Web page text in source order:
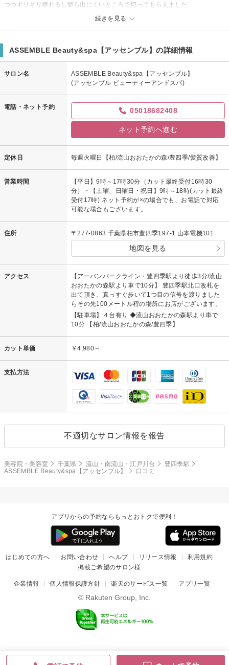
続きを見る
つつギリギリ縛れるし癖も出にくいところで切ってもらえました。
提案もわかりやすくてとても良かったです。
やすたか様先日はご来店いただき誠にありがとうございました！！
お忙しい中とっても嬉しい口コミも書いていただきありがとうございま
す！
スタイルも気に入っていただいたようで私もとても嬉しいです(^^)/
これからもやすたか様の髪の状態をよくみて、色々な提案やアドバイスが
出来るよう精一杯頑張ります(^^)/
ASSEMBLE Beauty&spa【アッセンブル】の詳細情報
サロン名
ASSEMBLE Beauty&spa【アッセンブル】
(アッセンブル ビューティーアンドスパ)
電話・ネット予約 05018682408
ネット予約へ進む
定休日 毎週火曜日【柏/流山おおたかの森/豊四季/髪質改善】
営業時間
【平日】9時～17時30分（カット最終受付16時30
分）・【土曜、日曜日・祝日】9時～18時(カット最終
受付17時) ネット予約が×の場合でも、お電話で対応
可能な場合もございます。
住所 〒277-0863 千葉県柏市豊四季197-1 山本電機101
地図を見る
アクセス
【アーバンパークライン・豊四季駅より徒歩3分/流山
おおたかの森駅より車で10分】 豊四季駅北口改札を
出て頂き、真っすぐ歩いて1つ目の信号を渡りました
らその先100メートル程の場所にお店がございます。
【駐車場】４台有り ◆流山おおたかの森駅より車で
10分 【柏/流山おおたかの森/豊四季】
カット単価 ￥4,980～
支払方法
不適切なサロン情報を報告
美容院・美容室 千葉県 流山・南流山・江戸川台
豊四季駅
ASSEMBLE Beauty&spa【アッセンブル】
口コミ
アプリからの予約ならもっとおトクで便利！
はじめての方へ お問い合わせ ヘルプ リリース情報
利用規約
掲載ご希望のサロン様
企業情報 個人情報保護方針 楽天のサービス一覧 アプリ一覧
© Rakuten Group, Inc.